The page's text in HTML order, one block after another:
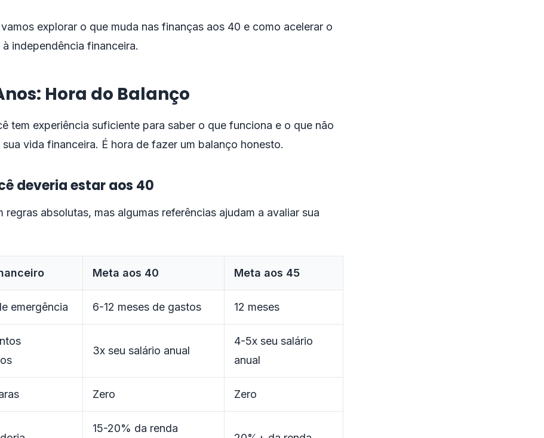
explorar o que muda nas finanças aos 40 e como acelerar o
independência financeira.
Hora do Balanço
tem experiência suficiente para saber o que funciona e o que não
vida financeira. É hora de fazer um balanço honesto.
deveria estar aos 40
regras absolutas, mas algumas referências ajudam a avaliar sua
Meta aos 40 Meta aos 45
emergência 6-12 meses de gastos 12 meses
3x seu salário anual
4-5x seu salário
anual
Zero Zero
15-20% da renda